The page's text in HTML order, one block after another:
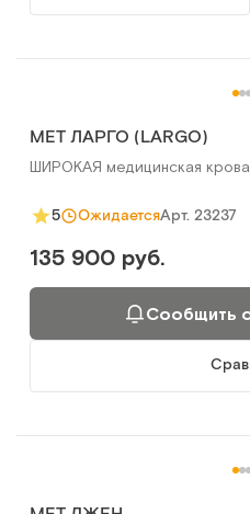
MET ЛАРГО (LARGO)
ШИРОКАЯ медицинская
5 ОжидаетсяАрт. 23237
135 900 руб.
Сообщить